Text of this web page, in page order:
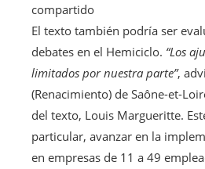
compartido
El texto también podría ser
debates en el Hemiciclo. “Los
limitados por nuestra parte”,
(Renacimiento) de Saône-et-
del texto, Louis Margueritte.
particular, avanzar en la
en empresas de 11 a 49